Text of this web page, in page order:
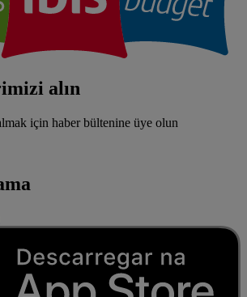
alın
için haber bültenine üye olun